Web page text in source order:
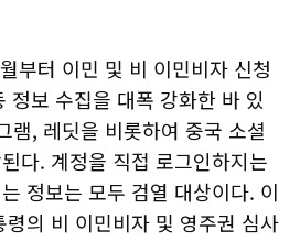
부터 이민 및 비 이민비자 신청
정보 수집을 대폭 강화한 바 있
램, 레딧을 비롯하여 중국 소셜
다. 계정을 직접 로그인하지는
정보는 모두 검열 대상이다. 이
의 비 이민비자 및 영주권 심사